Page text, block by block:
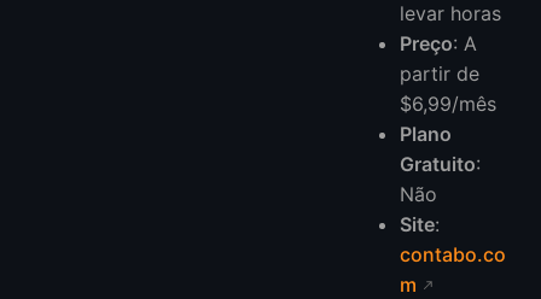
levar horas
Preço: A
partir de
$6,99/mês
Plano
Gratuito:
Não
Site:
contabo.co
m